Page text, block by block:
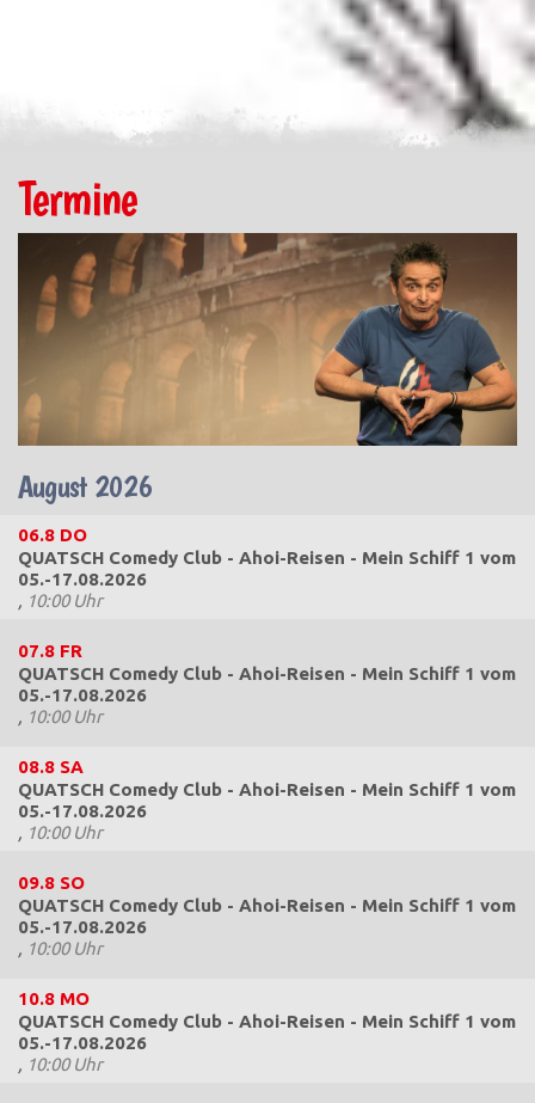
Termine
August 2026
06.8 DO
QUATSCH Comedy Club - Ahoi-Reisen - Mein Schiff 1 vom
05.-17.08.2026
, 10:00 Uhr
07.8 FR
QUATSCH Comedy Club - Ahoi-Reisen - Mein Schiff 1 vom
05.-17.08.2026
, 10:00 Uhr
08.8 SA
QUATSCH Comedy Club - Ahoi-Reisen - Mein Schiff 1 vom
05.-17.08.2026
, 10:00 Uhr
09.8 SO
QUATSCH Comedy Club - Ahoi-Reisen - Mein Schiff 1 vom
05.-17.08.2026
, 10:00 Uhr
10.8 MO
QUATSCH Comedy Club - Ahoi-Reisen - Mein Schiff 1 vom
05.-17.08.2026
, 10:00 Uhr